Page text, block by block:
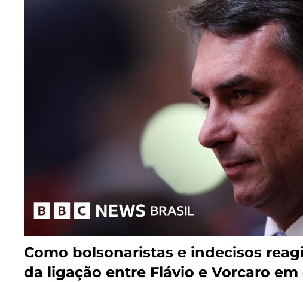
Como bolsonaristas e indecisos
da ligação entre Flávio e Vorcaro